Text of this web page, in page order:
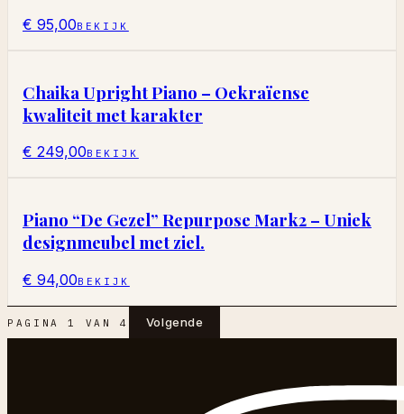
€ 95,00BEKIJK
Chaika Upright Piano – Oekraïense
kwaliteit met karakter
€ 249,00BEKIJK
Piano “De Gezel” Repurpose Mark2 – Uniek
designmeubel met ziel.
€ 94,00BEKIJK
PAGINA1 VAN4 Volgende